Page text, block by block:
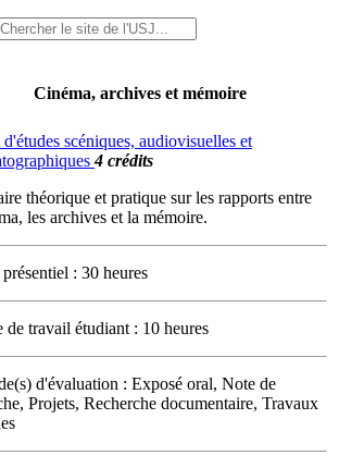
Cinéma, archives et mémoire
scéniques, audiovisuelles et
4 crédits
théorique et pratique sur les rapports entre
les archives et la mémoire.
: 30 heures
de travail étudiant : 10 heures
d'évaluation : Exposé oral, Note de
Projets, Recherche documentaire, Travaux